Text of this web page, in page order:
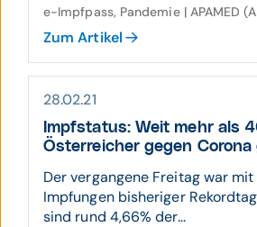
e-Impfpass, Pandemie | APAMED
Zum Artikel
28.02.21
Impfstatus: Weit mehr als
Österreicher gegen
Der vergangene Freitag war
Impfungen bisheriger
sind rund 4,66% der...